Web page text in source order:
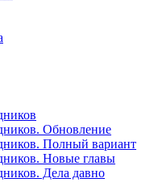
Обновление
Полный вариант
Новые главы
Дела давно